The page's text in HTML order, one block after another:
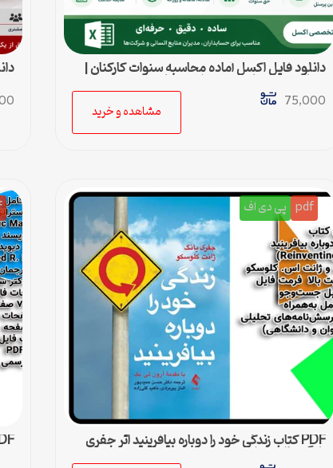
دانلود فایل اکسل آماده محاسبه سنوات کارکنان |
محاسبه خودکار حق سنوات و پایان کار
75,000
مشاهده و خرید
pdf پی دی اف
PDF کتاب زندگی خود را دوباره بیافرینید اثر جفری
یانگ و ژانت کلوسکو